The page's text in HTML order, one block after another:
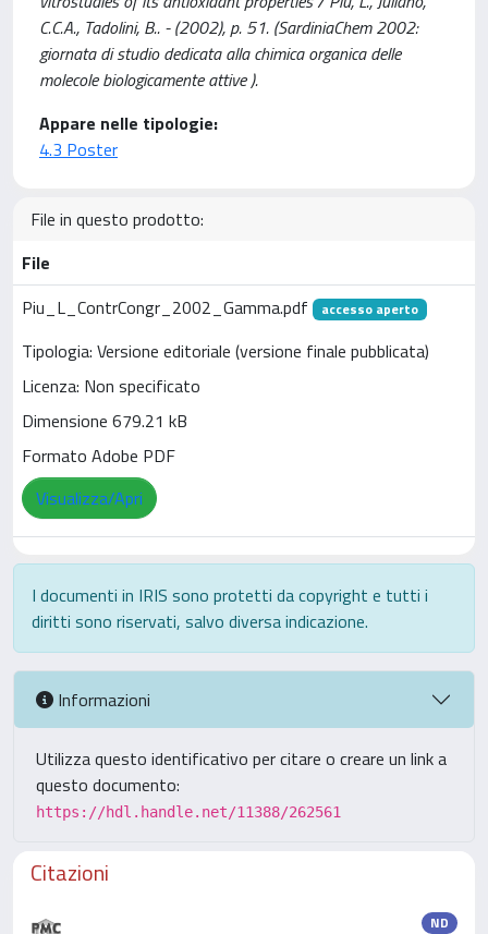
C.C.A., Tadolini, B.. - (2002), p. 51. (SardiniaChem 2002:
giornata di studio dedicata alla chimica organica delle
molecole biologicamente attive ).
Appare nelle tipologie:
4.3 Poster
File in questo prodotto:
File
Piu_L_ContrCongr_2002_Gamma.pdf
accesso aperto
Tipologia: Versione editoriale (versione finale pubblicata)
Licenza: Non specificato
Dimensione 679.21 kB
Formato Adobe PDF
Visualizza/Apri
I documenti in IRIS sono protetti da copyright e tutti i
diritti sono riservati, salvo diversa indicazione.
Informazioni
Utilizza questo identificativo per citare o creare un link a
questo documento:
https://hdl.handle.net/11388/262561
Citazioni
ND